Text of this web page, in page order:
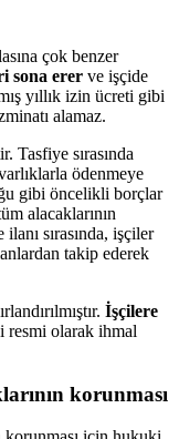
çok benzer
sona erer ve işçide
yıllık izin ücreti gibi
alamaz.
Tasfiye sırasında
ödenmeye
gibi öncelikli borçlar
alacaklarının
sırasında, işçiler
takip ederek
İşçilere
resmi olarak ihmal
korunması